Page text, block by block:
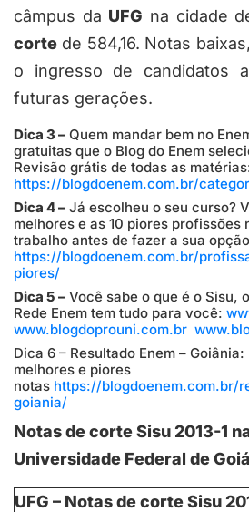
câmpus da UFG na cidade
corte de 584,16. Notas
o ingresso de candidatos
futuras gerações.
Dica 3 – Quem mandar bem no
gratuitas que o Blog do Enem
Revisão grátis de todas as
https://blogdoenem.com.br/
Dica 4 – Já escolheu o seu curso?
melhores e as 10 piores profissões
trabalho antes de fazer a sua
https://blogdoenem.com.br/
piores/
Dica 5 – Você sabe o que é o Sisu,
Rede Enem tem tudo para você:
www.blogdoprouni.com.br
Dica 6 – Resultado Enem –
melhores e piores
notas https://blogdoenem.com.br/
goiania/
Notas de corte Sisu 2013-1
Universidade Federal de
UFG – Notas de corte Sisu